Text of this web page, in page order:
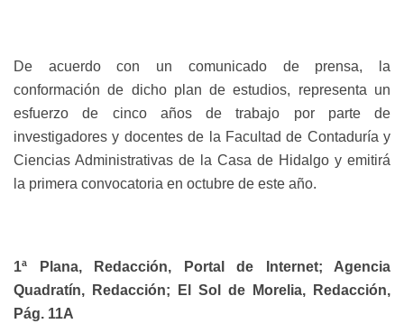
De acuerdo con un comunicado de prensa, la
conformación de dicho plan de estudios, representa un
esfuerzo de cinco años de trabajo por parte de
investigadores y docentes de la Facultad de Contaduría y
Ciencias Administrativas de la Casa de Hidalgo y emitirá
la primera convocatoria en octubre de este año.
1ª Plana, Redacción, Portal de Internet; Agencia
Quadratín, Redacción; El Sol de Morelia, Redacción,
Pág. 11A